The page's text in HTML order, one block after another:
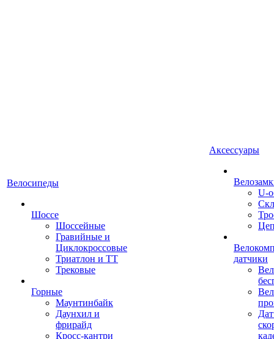
Велосипеды
Шоссе
Шоссейные
Гравийные и
Циклокроссовые
Триатлон и ТТ
Трековые
Горные
Маунтинбайк
Даунхил и
фрирайд
Кросс-кантри
Аксессуары
U-
датчики